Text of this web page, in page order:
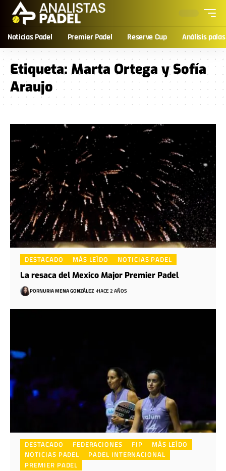
Noticias Padel Premier Padel Reserve Cup Análisis palas
Etiqueta: Marta Ortega y Sofía
Araujo
DESTACADO MÁS LEÍDO NOTICIAS PADEL
La resaca del Mexico Major Premier Padel
PORNURIA MENA GONZÁLEZ HACE 2 AÑOS
DESTACADO FEDERACIONES FIP
MÁS LEÍDO
NOTICIAS PADEL
PADEL INTERNACIONAL
PREMIER PADEL